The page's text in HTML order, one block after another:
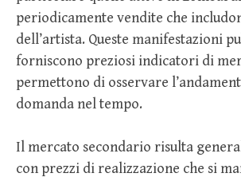
periodicamente vendite che
dell’artista. Queste manifestazioni
forniscono preziosi indicatori di
permettono di osservare
domanda nel tempo.
Il mercato secondario risulta
con prezzi di realizzazione che si